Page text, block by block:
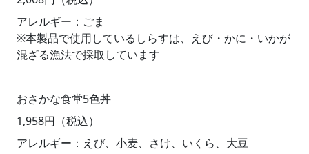
アレルギー：ごま
※本製品で使用しているしらすは、えび・かに・いかが
混ざる漁法で採取しています
おさかな食堂5色丼
1,958円（税込）
アレルギー：えび、小麦、さけ、いくら、大豆